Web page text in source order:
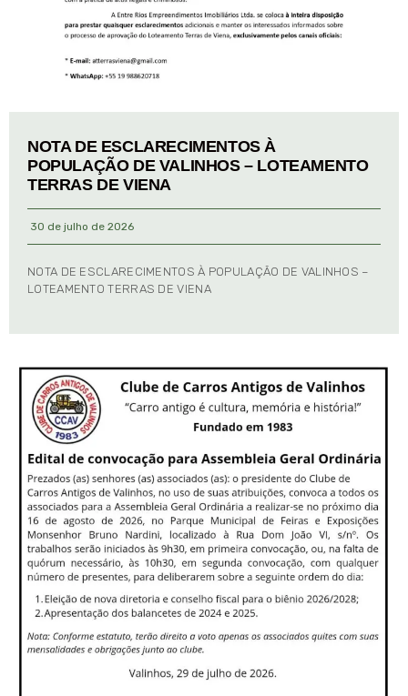
NOTA DE ESCLARECIMENTOS À
POPULAÇÃO DE VALINHOS – LOTEAMENTO
TERRAS DE VIENA
30 de julho de 2026
NOTA DE ESCLARECIMENTOS À POPULAÇÃO DE VALINHOS –
LOTEAMENTO TERRAS DE VIENA